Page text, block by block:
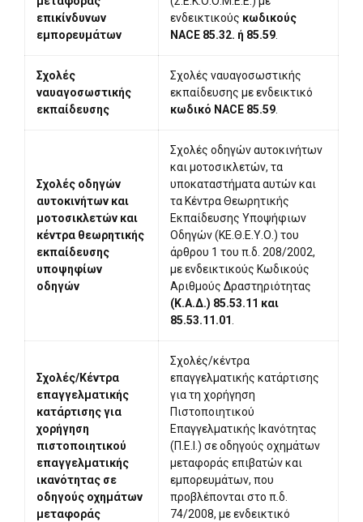
επικίνδυνων
εμπορευμάτων
ενδεικτικούς κωδικούς
NACE 85.32. ή 85.59
Σχολές
ναυαγοσωστικής
εκπαίδευσης
Σχολές ναυαγοσωστικής
εκπαίδευσης με ενδεικτικό
κωδικό NACE 85.59
Σχολές οδηγών
αυτοκινήτων και
μοτοσικλετών και
κέντρα θεωρητικής
εκπαίδευσης
υποψηφίων
οδηγών
Σχολές οδηγών αυτοκινήτων
και μοτοσικλετών, τα
υποκαταστήματα αυτών και
τα Κέντρα Θεωρητικής
Εκπαίδευσης Υποψήφιων
Οδηγών (ΚΕ.Θ.Ε.Υ.Ο.) του
άρθρου 1 του π.δ. 208/2002,
με ενδεικτικούς Κωδικούς
Αριθμούς Δραστηριότητας
(Κ.Α.Δ.) 85.53.11 και
85.53.11.01
Σχολές/Κέντρα
επαγγελματικής
κατάρτισης για
χορήγηση
πιστοποιητικού
επαγγελματικής
ικανότητας σε
οδηγούς οχημάτων
μεταφοράς
Σχολές/κέντρα
επαγγελματικής κατάρτισης
για τη χορήγηση
Πιστοποιητικού
Επαγγελματικής Ικανότητας
(Π.Ε.Ι.) σε οδηγούς οχημάτων
μεταφοράς επιβατών και
εμπορευμάτων, που
προβλέπονται στο π.δ.
74/2008, με ενδεικτικό